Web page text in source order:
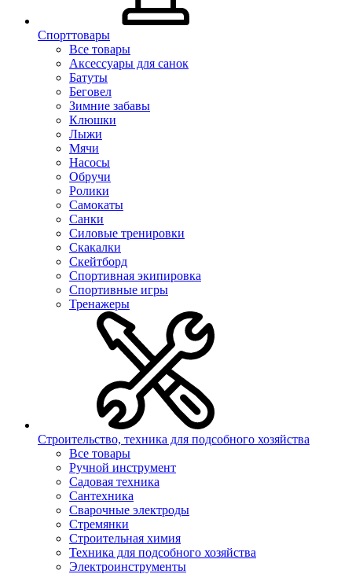
Спорттовары
Все товары
Аксессуары для санок
Батуты
Беговел
Зимние забавы
Клюшки
Лыжи
Мячи
Насосы
Обручи
Ролики
Самокаты
Санки
Силовые тренировки
Скакалки
Скейтборд
Спортивная экипировка
Спортивные игры
Тренажеры
Строительство, техника для подсобного хозяйства
Все товары
Ручной инструмент
Садовая техника
Сантехника
Сварочные электроды
Стремянки
Строительная химия
Техника для подсобного хозяйства
Электроинструменты